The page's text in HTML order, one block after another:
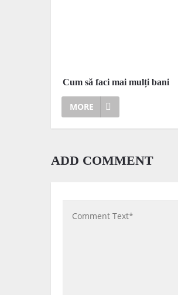
Cum să faci mai mulți bani
MORE
ADD COMMENT